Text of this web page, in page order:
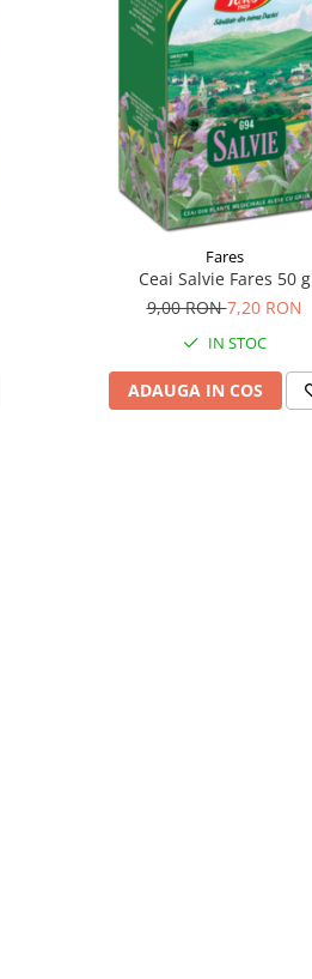
Fares
Ceai Salvie Fares 50 g
9,00 RON7,20 RON
IN STOC
ADAUGA IN COS